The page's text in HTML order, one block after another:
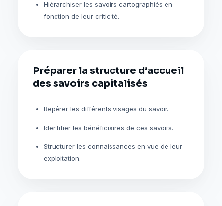
Hiérarchiser les savoirs cartographiés en
fonction de leur criticité.
Préparer la structure d’accueil
des savoirs capitalisés
Repérer les différents visages du savoir.
Identifier les bénéficiaires de ces savoirs.
Structurer les connaissances en vue de leur
exploitation.